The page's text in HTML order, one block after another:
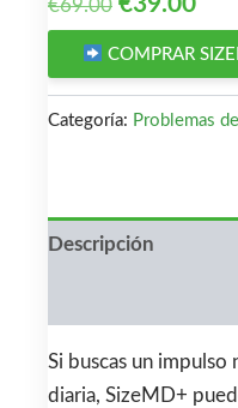
€69.00
precio
original
era:
es:
COMPRAR
Categoría: Problemas
Descripción
Si buscas un impulso
diaria, SizeMD+